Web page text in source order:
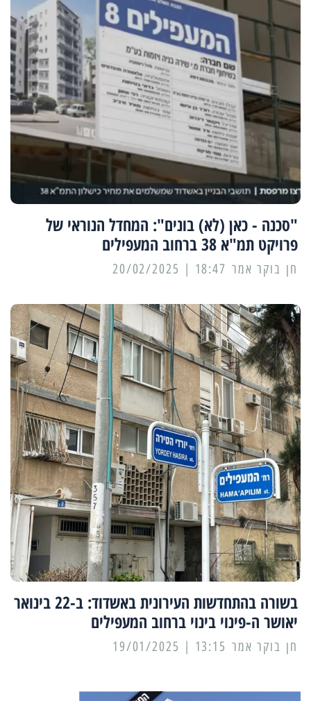
"סכנה - כאן (לא) בונים": המחדל הנוראי של
פרויקט תמ"א 38 ברחוב המעפילים
18:47 | 20/02/2025
בשורה בהתחדשות העירונית באשדוד: ב-22 בינואר
יאושר ה-פינוי בינוי ברחוב המעפילים
13:15 | 19/01/2025